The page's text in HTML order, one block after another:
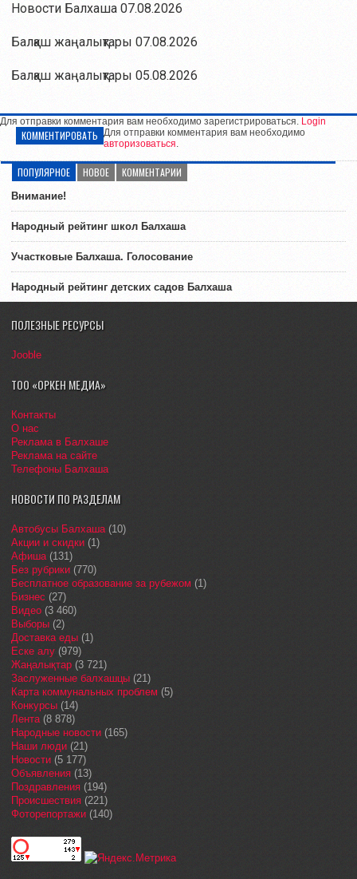
Новости Балхаша 07.08.2026
Балқаш жаңалықтары 07.08.2026
Балқаш жаңалықтары 05.08.2026
Для отправки комментария вам необходимо зарегистрироваться. Login
КОММЕНТИРОВАТЬ Для отправки комментария вам необходимо
авторизоваться.
ПОПУЛЯРНОЕ НОВОЕ КОММЕНТАРИИ
Внимание!
Народный рейтинг школ Балхаша
Участковые Балхаша. Голосование
Народный рейтинг детских садов Балхаша
ПОЛЕЗНЫЕ РЕСУРСЫ
Jooble
ТОО «ОРКЕН МЕДИА»
Контакты
О нас
Реклама в Балхаше
Реклама на сайте
Телефоны Балхаша
НОВОСТИ ПО РАЗДЕЛАМ
Автобусы Балхаша(10)
Акции и скидки (1)
Афиша(131)
Без рубрики (770)
Бесплатное образование за рубежом (1)
Бизнес (27)
Видео (3 460)
Выборы (2)
Доставка еды (1)
Еске алу (979)
Жаңалықтар (3 721)
Заслуженные балхашцы (21)
Карта коммунальных проблем (5)
Конкурсы (14)
Лента(8 878)
Народные новости (165)
Наши люди (21)
Новости (5 177)
Объявления (13)
Поздравления (194)
Происшествия (221)
Фоторепортажи (140)